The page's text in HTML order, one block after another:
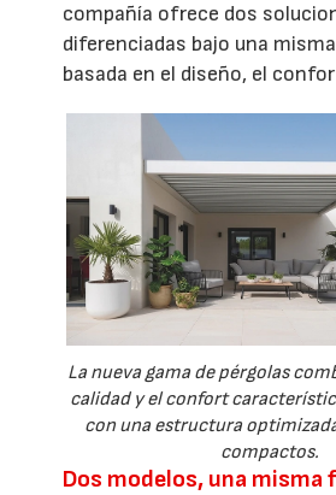
compañía ofrece dos
diferenciadas bajo una
basada en el diseño, el
La nueva gama de pérgolas
calidad y el confort
con una estructura
compactos.
Dos modelos, una misma